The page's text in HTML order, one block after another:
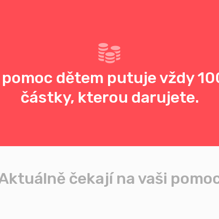
dětem putuje vždy
částky, kterou darujete.
čekají na vaši